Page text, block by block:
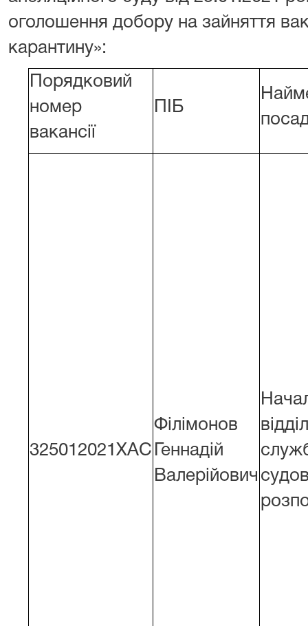
оголошення добору на зайняття
карантину»:
Порядковий
номер
вакансії
ПІБ
325012021ХАС
Філімонов
Геннадій
Валерійович